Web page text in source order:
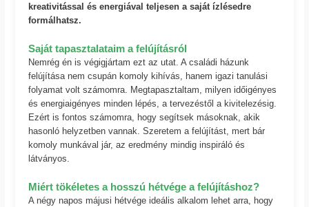
kreativitással és energiával teljesen a saját ízlésedre
formálhatsz.
Saját tapasztalataim a felújításról
Nemrég én is végigjártam ezt az utat. A családi házunk
felújítása nem csupán komoly kihívás, hanem igazi tanulási
folyamat volt számomra. Megtapasztaltam, milyen időigényes
és energiaigényes minden lépés, a tervezéstől a kivitelezésig.
Ezért is fontos számomra, hogy segítsek másoknak, akik
hasonló helyzetben vannak. Szeretem a felújítást, mert bár
komoly munkával jár, az eredmény mindig inspiráló és
látványos.
Miért tökéletes a hosszú hétvége a felújításhoz?
A négy napos májusi hétvége ideális alkalom lehet arra, hogy